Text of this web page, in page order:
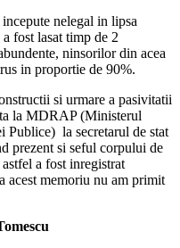
nelegal in lipsa
fost lasat timp de 2
ninsorilor din acea
in proportie de 90%.
si urmare a pasivitatii
la MDRAP (Ministerul
Publice) la secretarul de stat
prezent si seful corpului de
a fost inregistrat
acest memoriu nu am primit